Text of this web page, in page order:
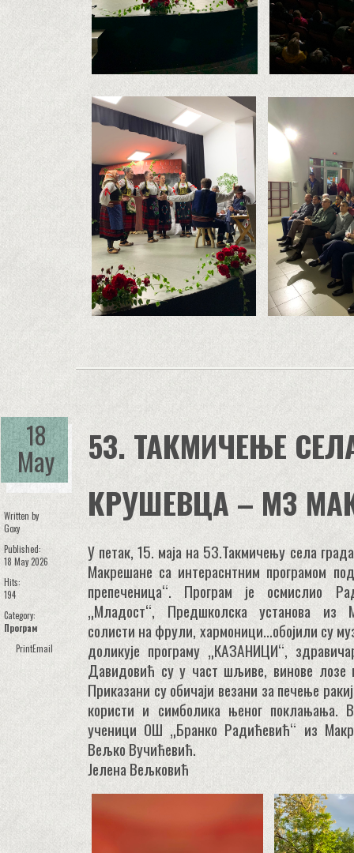
18
May
Written by
Goxy
Published:
18 May 2026
Hits:
194
Category:
Програм
PrintEmail
53. ТАКМИЧЕЊЕ
КРУШЕВЦА – МЗ
У петак, 15. маја на 53.Такмичењу села
Макрешане са интераснтним програмом
препеченица“. Програм је осмислио
„Младост“, Предшколска установа из
солисти на фрули, хармоници...обојили су
доликује програму „КАЗАНИЦИ“,
Давидовић су у част шљиве, винове лозе
Приказани су обичаји везани за печење
користи и симболика њеног поклањања.
ученици ОШ „Бранко Радићевић“ из
Вељко Вучићевић.
Јелена Вељковић